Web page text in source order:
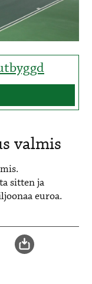
valmis
sitten ja
euroa.